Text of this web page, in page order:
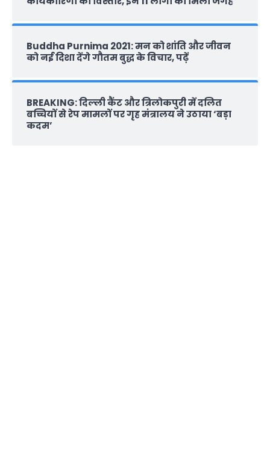
Buddha Purnima 2021: मन को शांति और जीवन
को नई दिशा देंगे गौतम बुद्ध के विचार, पढ़ें
BREAKING: दिल्‍ली कैंट और त्रिलोकपुरी में दलित
बच्चियों से रेप मामलों पर गृह मंत्रालय ने उठाया ‘बड़ा
कदम’